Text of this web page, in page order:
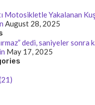
Motosikletle Yakalanan
August 28, 2025
dedi, saniyeler sonra
May 17, 2025